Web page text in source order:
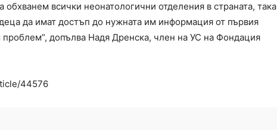
всички неонатологични отделения в страната, така
да имат достъп до нужната им информация от първия
проблем”, допълва Надя Дренска, член на УС на Фондация
44576